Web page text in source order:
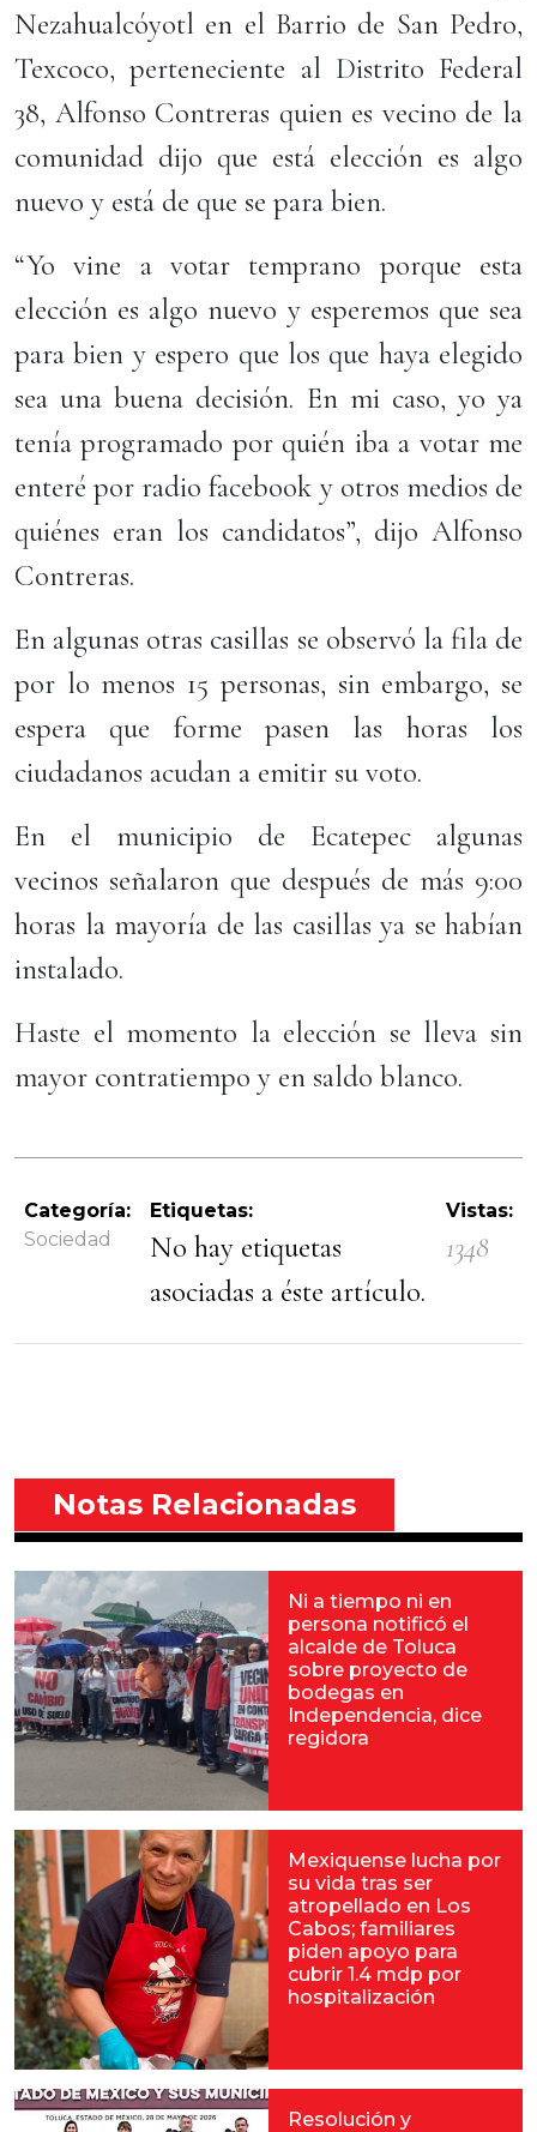
Nezahualcóyotl en el Barrio de San Pedro,
Texcoco, perteneciente al Distrito Federal
38, Alfonso Contreras quien es vecino de la
comunidad dijo que está elección es algo
nuevo y está de que se para bien.
“Yo vine a votar temprano porque esta
elección es algo nuevo y esperemos que sea
para bien y espero que los que haya elegido
sea una buena decisión. En mi caso, yo ya
tenía programado por quién iba a votar me
enteré por radio facebook y otros medios de
quiénes eran los candidatos”, dijo Alfonso
Contreras.
En algunas otras casillas se observó la fila de
por lo menos 15 personas, sin embargo, se
espera que forme pasen las horas los
ciudadanos acudan a emitir su voto.
En el municipio de Ecatepec algunas
vecinos señalaron que después de más 9:00
horas la mayoría de las casillas ya se habían
instalado.
Haste el momento la elección se lleva sin
mayor contratiempo y en saldo blanco.
Categoría:
Sociedad
Etiquetas:
No hay etiquetas
asociadas a éste artículo.
Vistas:
1348
Notas Relacionadas
Ni a tiempo ni en
persona notificó el
alcalde de Toluca
sobre proyecto de
bodegas en
Independencia, dice
regidora
Mexiquense lucha por
su vida tras ser
atropellado en Los
Cabos; familiares
piden apoyo para
cubrir 1.4 mdp por
hospitalización
Resolución y